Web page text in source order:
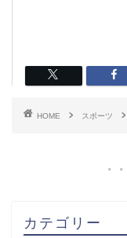
HOME スポーツ
カテゴリー